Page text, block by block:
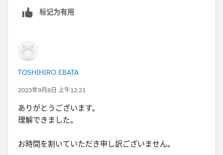
MAX(IF [Start Date] < [p_選択日付] AND [End Date]
下線部分となります。
何卒よろしくお願い申し上げます。
标记为有用
TOSHIHIRO EBATA
2023年9月8日 上午12:21
ありがとうございます。
理解できました。
お時間を割いていただき申し訳ございません。